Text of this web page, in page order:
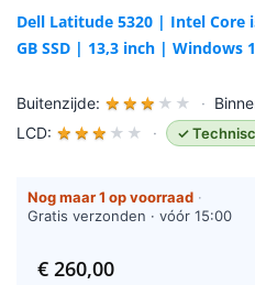
Dell Latitude 5320 | Intel Core
GB SSD | 13,3 inch |
Buitenzijde: ★ ★ ★ ★ ★ ·
LCD: ★ ★ ★ ★ ★ · ✓
Nog maar 1 op voorraad ·
Gratis verzonden · vóór 15:00
€260,00